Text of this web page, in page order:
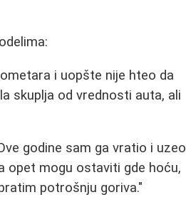
i uopšte nije hteo da
skuplja od vrednosti auta, ali
godine sam ga vratio i uzeo
opet mogu ostaviti gde hoću,
potrošnju goriva."